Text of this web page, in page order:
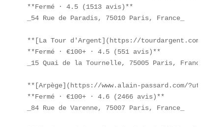
**Fermé · 4.5 (1513 avis)**
_54 Rue de Paradis, 75010 Paris, France_
**[La Tour d'Argent](https://tourdargent.com/
**Fermé · €100+ · 4.5 (551 avis)**
_15 Quai de la Tournelle, 75005 Paris, France_
**[Arpège](https://www.alain-passard.com/
**Fermé · €100+ · 4.6 (2466 avis)**
_84 Rue de Varenne, 75007 Paris, France_